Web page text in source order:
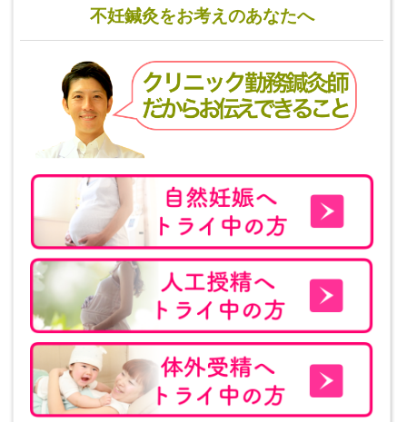
不妊鍼灸をお考えのあなたへ